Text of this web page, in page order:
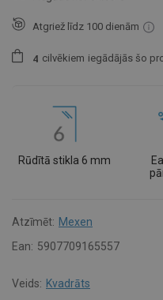
Atgriež līdz 100 dienām
4 cilvēkiem iegādājās šo
Rūdītā stikla 6 mm
Atzīmēt: Mexen
Ean: 5907709165557
Veids: Kvadrāts